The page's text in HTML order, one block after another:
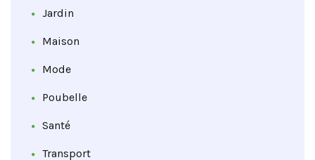
Jardin
Maison
Mode
Poubelle
Santé
Transport